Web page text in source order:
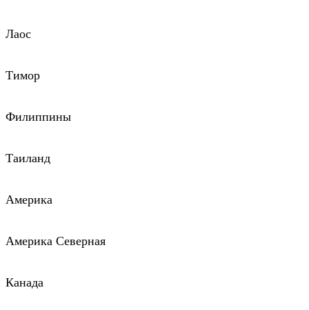
Лаос
Тимор
Филиппины
Таиланд
Америка
Америка Северная
Канада